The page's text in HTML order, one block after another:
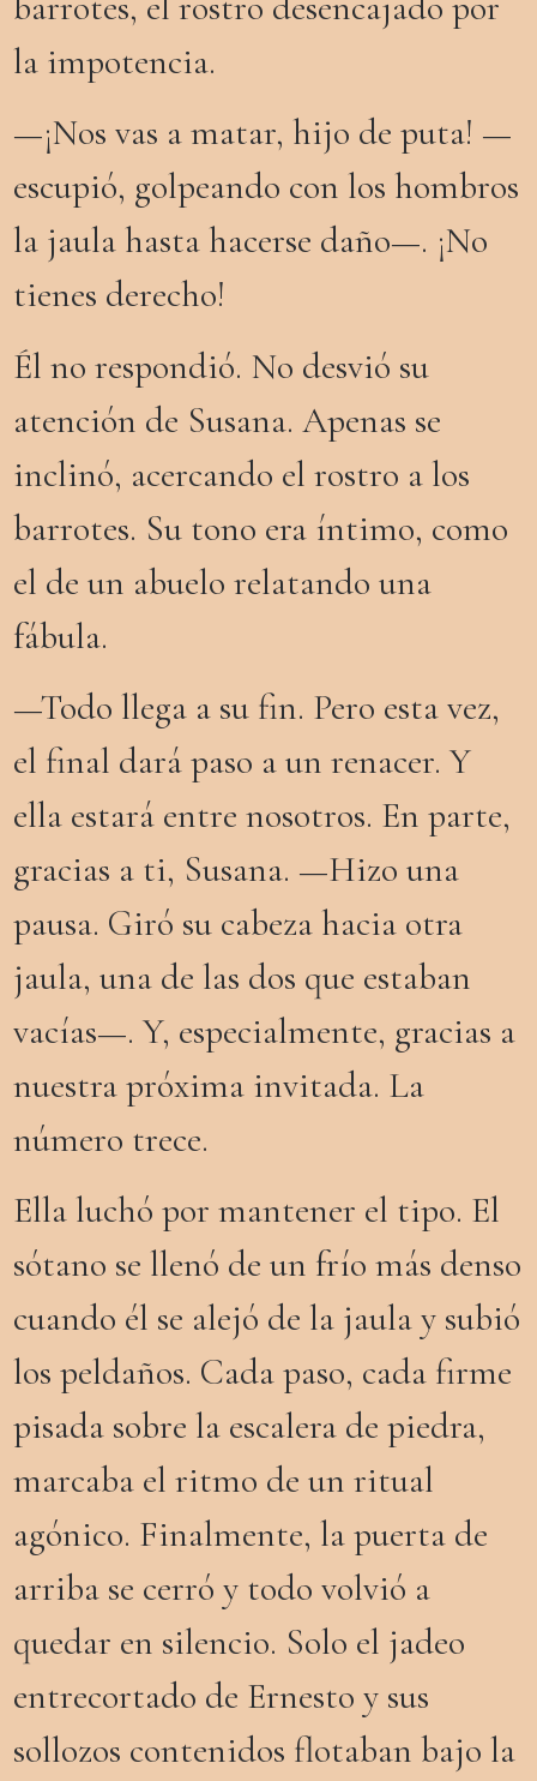
la impotencia.
—¡Nos vas a matar, hijo de puta! —
escupió, golpeando con los hombros
la jaula hasta hacerse daño—. ¡No
tienes derecho!
Él no respondió. No desvió su
atención de Susana. Apenas se
inclinó, acercando el rostro a los
barrotes. Su tono era íntimo, como
el de un abuelo relatando una
fábula.
—Todo llega a su fin. Pero esta vez,
el final dará paso a un renacer. Y
ella estará entre nosotros. En parte,
gracias a ti, Susana. —Hizo una
pausa. Giró su cabeza hacia otra
jaula, una de las dos que estaban
vacías—. Y, especialmente, gracias a
nuestra próxima invitada. La
número trece.
Ella luchó por mantener el tipo. El
sótano se llenó de un frío más denso
cuando él se alejó de la jaula y subió
los peldaños. Cada paso, cada firme
pisada sobre la escalera de piedra,
marcaba el ritmo de un ritual
agónico. Finalmente, la puerta de
arriba se cerró y todo volvió a
quedar en silencio. Solo el jadeo
entrecortado de Ernesto y sus
sollozos contenidos flotaban bajo la